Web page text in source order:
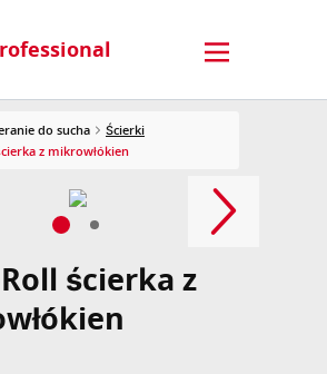
do sucha
Ścierki
z mikrowłókien
ścierka z